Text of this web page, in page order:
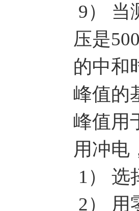
9）
当
压是
的中和
峰值的
峰值用
用冲电
1 ）
选
2）
用